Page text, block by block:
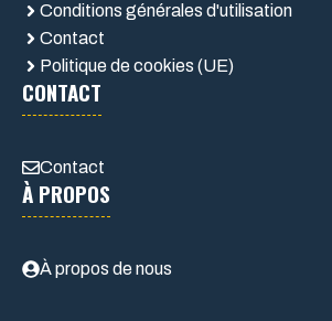
Conditions générales d'utilisation
Contact
Politique de cookies (UE)
CONTACT
Contact
À PROPOS
À propos de nous